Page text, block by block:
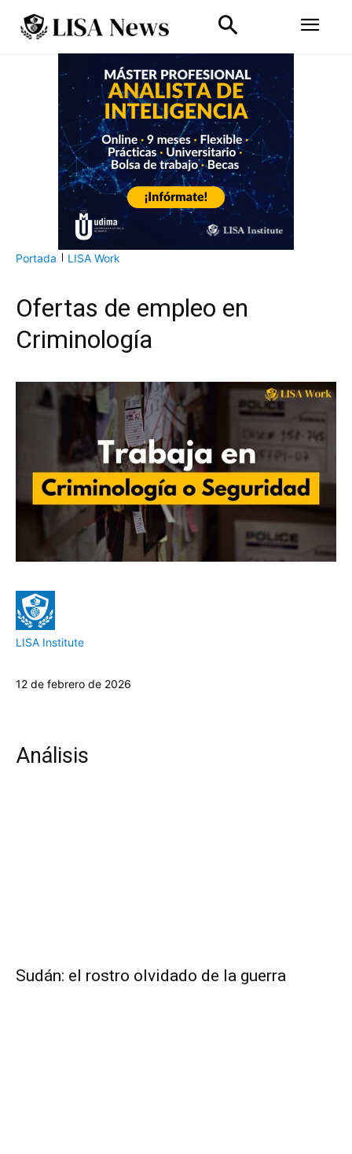
Portada LISA Work
Ofertas de empleo en
Criminología
LISA Institute
12 de febrero de 2026
Análisis
Sudán: el rostro olvidado de la guerra